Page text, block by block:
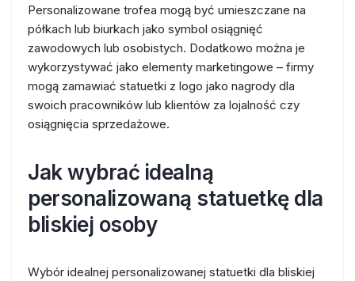
Personalizowane trofea mogą być umieszczane na
półkach lub biurkach jako symbol osiągnięć
zawodowych lub osobistych. Dodatkowo można je
wykorzystywać jako elementy marketingowe – firmy
mogą zamawiać statuetki z logo jako nagrody dla
swoich pracowników lub klientów za lojalność czy
osiągnięcia sprzedażowe.
Jak wybrać idealną
personalizowaną statuetkę dla
bliskiej osoby
Wybór idealnej personalizowanej statuetki dla bliskiej